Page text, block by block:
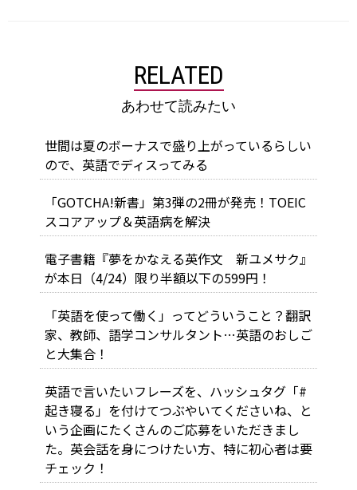
RELATED
あわせて読みたい
世間は夏のボーナスで盛り上がっているらしい
ので、英語でディスってみる
「GOTCHA!新書」第3弾の2冊が発売！TOEIC
スコアアップ＆英語病を解決
電子書籍『夢をかなえる英作文 新ユメサク』
が本日（4/24）限り半額以下の599円！
「英語を使って働く」ってどういうこと？翻訳
家、教師、語学コンサルタント…英語のおしご
と大集合！
英語で言いたいフレーズを、ハッシュタグ「#
起き寝る」を付けてつぶやいてくださいね、と
いう企画にたくさんのご応募をいただきまし
た。英会話を身につけたい方、特に初心者は要
チェック！